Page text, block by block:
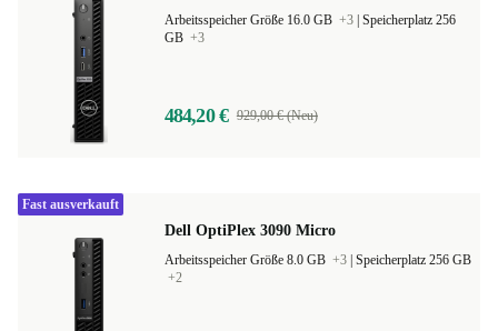
Arbeitsspeicher Größe 16.0 GB +3 Speicherplatz 256
GB +3
484,20 € 929,00 € (Neu)
Dell OptiPlex 3090 Micro
Arbeitsspeicher Größe 8.0 GB +3 Speicherplatz 256 GB
+2
Fast ausverkauft